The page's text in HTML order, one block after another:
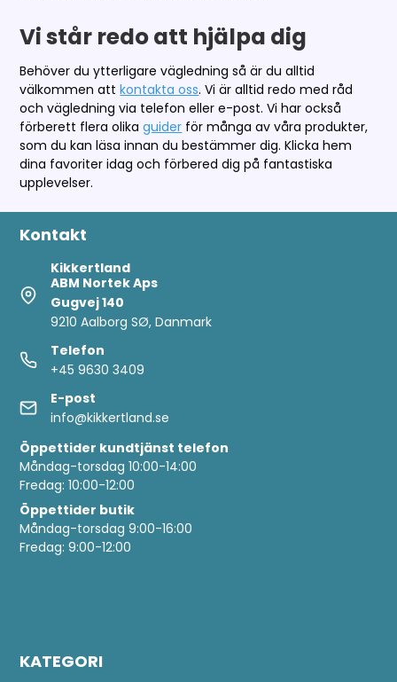
Vi står redo att hjälpa dig
Behöver du ytterligare vägledning så är du alltid
välkommen attkontakta oss. Vi är alltid redo med råd
och vägledning via telefon eller e-post. Vi har också
förberett flera olikaguider för många av våra produkter,
som du kan läsa innan du bestämmer dig. Klicka hem
dina favoriter idag och förbered dig på fantastiska
upplevelser.
Kontakt
Kikkertland
ABM Nortek Aps
Gugvej 140
9210 Aalborg SØ, Danmark
Telefon
+45 9630 3409
E-post
info@kikkertland.se
Öppettider kundtjänst telefon
Måndag-torsdag 10:00-14:00
Fredag: 10:00-12:00
Öppettider butik
Måndag-torsdag 9:00-16:00
Fredag: 9:00-12:00
KATEGORI